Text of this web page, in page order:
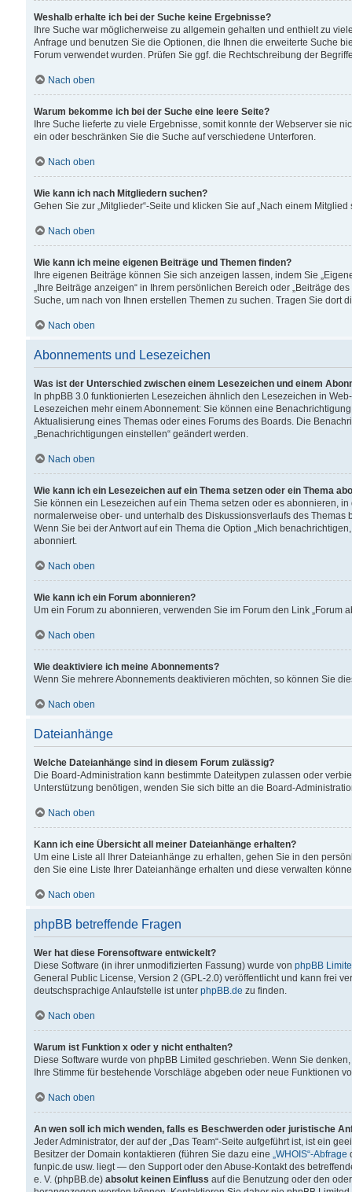
Weshalb erhalte ich bei der Suche keine Ergebnisse?
Ihre Suche war möglicherweise zu allgemein gehalten und enthielt zu
Anfrage und benutzen Sie die Optionen, die Ihnen die erweiterte Suche
Forum verwendet wurden. Prüfen Sie ggf. die Rechtschreibung der
Nach oben
Warum bekomme ich bei der Suche eine leere Seite?
Ihre Suche lieferte zu viele Ergebnisse, somit konnte der Webserver sie
ein oder beschränken Sie die Suche auf verschiedene Unterforen.
Nach oben
Wie kann ich nach Mitgliedern suchen?
Gehen Sie zur „Mitglieder“-Seite und klicken Sie auf „Nach einem Mitglied
Nach oben
Wie kann ich meine eigenen Beiträge und Themen finden?
Ihre eigenen Beiträge können Sie sich anzeigen lassen, indem Sie
„Ihre Beiträge anzeigen“ in Ihrem persönlichen Bereich oder „Beiträge
Suche, um nach von Ihnen erstellen Themen zu suchen. Tragen Sie dort
Nach oben
Abonnements und Lesezeichen
Was ist der Unterschied zwischen einem Lesezeichen und einem
In phpBB 3.0 funktionierten Lesezeichen ähnlich den Lesezeichen in
Lesezeichen mehr einem Abonnement: Sie können eine
Aktualisierung eines Themas oder eines Forums des Boards. Die
„Benachrichtigungen einstellen“ geändert werden.
Nach oben
Wie kann ich ein Lesezeichen auf ein Thema setzen oder ein Thema
Sie können ein Lesezeichen auf ein Thema setzen oder es abonnieren,
normalerweise ober- und unterhalb des Diskussionsverlaufs des Themas
Wenn Sie bei der Antwort auf ein Thema die Option „Mich
abonniert.
Nach oben
Wie kann ich ein Forum abonnieren?
Um ein Forum zu abonnieren, verwenden Sie im Forum den Link „Forum
Nach oben
Wie deaktiviere ich meine Abonnements?
Wenn Sie mehrere Abonnements deaktivieren möchten, so können Sie
Nach oben
Dateianhänge
Welche Dateianhänge sind in diesem Forum zulässig?
Die Board-Administration kann bestimmte Dateitypen zulassen oder
Unterstützung benötigen, wenden Sie sich bitte an die Board-
Nach oben
Kann ich eine Übersicht all meiner Dateianhänge erhalten?
Um eine Liste all Ihrer Dateianhänge zu erhalten, gehen Sie in den
den Sie eine Liste Ihrer Dateianhänge erhalten und diese verwalten
Nach oben
phpBB betreffende Fragen
Wer hat diese Forensoftware entwickelt?
Diese Software (in ihrer unmodifizierten Fassung) wurde von phpBB
General Public License, Version 2 (GPL-2.0) veröffentlicht und kann frei
deutschsprachige Anlaufstelle ist unter phpBB.de zu finden.
Nach oben
Warum ist Funktion x oder y nicht enthalten?
Diese Software wurde von phpBB Limited geschrieben. Wenn Sie
Ihre Stimme für bestehende Vorschläge abgeben oder neue Funktionen
Nach oben
An wen soll ich mich wenden, falls es Beschwerden oder juristische
Jeder Administrator, der auf der „Das Team“-Seite aufgeführt ist, ist ein
Besitzer der Domain kontaktieren (führen Sie dazu eine „WHOIS“-Abfrage
funpic.de usw. liegt — den Support oder den Abuse-Kontakt des
e. V. (phpBB.de) absolut keinen Einfluss auf die Benutzung oder den